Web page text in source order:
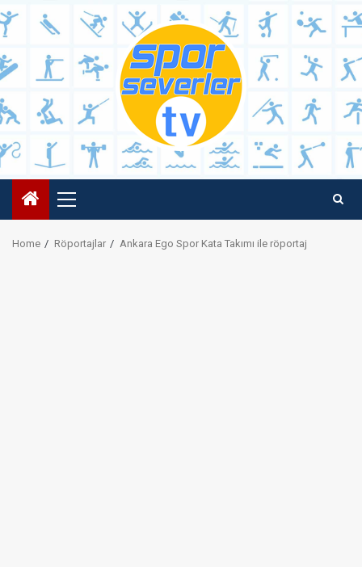
Skip
to
Primary
Menu
Home Röportajlar Ankara Ego Spor Kata Takımı ile röportaj